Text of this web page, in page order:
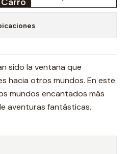
sido la ventana que
hacia otros mundos. En este
mundos encantados más
aventuras fantásticas.